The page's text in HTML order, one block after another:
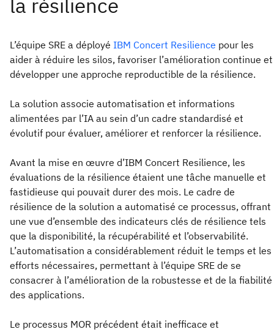
L’équipe SRE a déployé IBM Concert Resilience pour les
aider à réduire les silos, favoriser l’amélioration continue et
développer une approche reproductible de la résilience.
La solution associe automatisation et informations
alimentées par l’IA au sein d’un cadre standardisé et
évolutif pour évaluer, améliorer et renforcer la résilience.
Avant la mise en œuvre d’IBM Concert Resilience, les
évaluations de la résilience étaient une tâche manuelle et
fastidieuse qui pouvait durer des mois. Le cadre de
résilience de la solution a automatisé ce processus, offrant
une vue d’ensemble des indicateurs clés de résilience tels
que la disponibilité, la récupérabilité et l’observabilité.
L’automatisation a considérablement réduit le temps et les
efforts nécessaires, permettant à l’équipe SRE de se
consacrer à l’amélioration de la robustesse et de la fiabilité
des applications.
Le processus MOR précédent était inefficace et